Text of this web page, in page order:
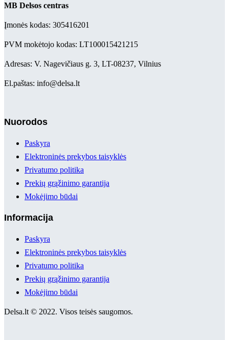
MB Delsos centras
Įmonės kodas: 305416201
PVM mokėtojo kodas: LT100015421215
Adresas: V. Nagevičiaus g. 3, LT-08237, Vilnius
El.paštas: info@delsa.lt
Nuorodos
Paskyra
Elektroninės prekybos taisyklės
Privatumo politika
Prekių grąžinimo garantija
Mokėjimo būdai
Informacija
Paskyra
Elektroninės prekybos taisyklės
Privatumo politika
Prekių grąžinimo garantija
Mokėjimo būdai
Delsa.lt © 2022. Visos teisės saugomos.